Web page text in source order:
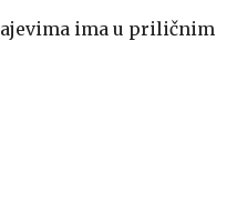
ima u priličnim